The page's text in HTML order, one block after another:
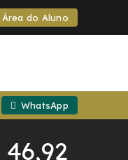
Área do Aluno
WhatsApp
46,92